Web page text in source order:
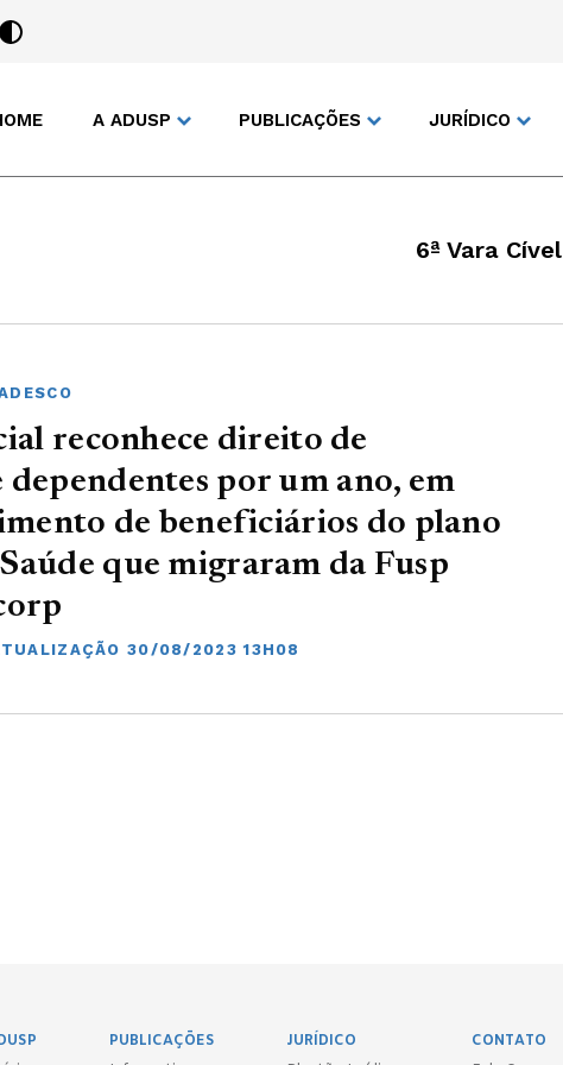
A ADUSP PUBLICAÇÕES JURÍDICO
6ª Vara Cível
reconhece direito de
por um ano, em
de beneficiários do plano
que migraram da Fusp
30/08/2023 13H08
PUBLICAÇÕES
JURÍDICO
CONTATO